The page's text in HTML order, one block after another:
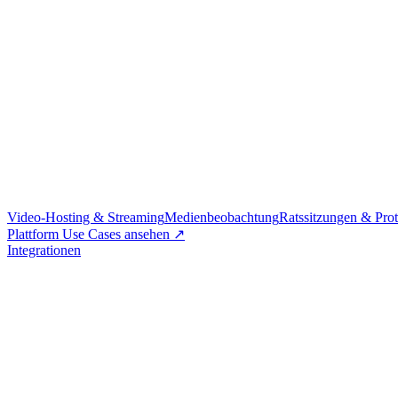
Video-Hosting & StreamingMedienbeobachtungRatssitzungen &
Plattform Use Cases ansehen ↗
Integrationen